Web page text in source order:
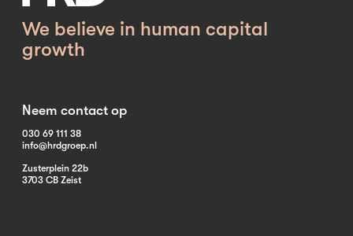
We believe in human capital
growth
Neem contact op
030 69 111 38
info@hrdgroep.nl
Zusterplein 22b
3703 CB Zeist